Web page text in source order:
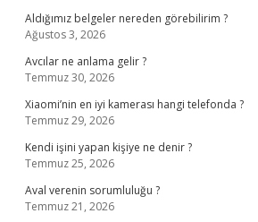
Aldığımız belgeler nereden görebilirim ?
Ağustos 3, 2026
Avcılar ne anlama gelir ?
Temmuz 30, 2026
Xiaomi’nin en iyi kamerası hangi telefonda ?
Temmuz 29, 2026
Kendi işini yapan kişiye ne denir ?
Temmuz 25, 2026
Aval verenin sorumluluğu ?
Temmuz 21, 2026